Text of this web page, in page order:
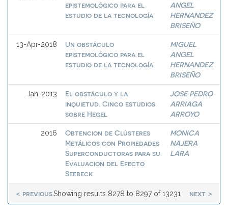
epistemológico para el
estudio de la tecnología
ANGEL
HERNANDEZ
BRISEÑO
13-Apr-2018
Un obstáculo
epistemológico para el
estudio de la tecnología
MIGUEL
ANGEL
HERNANDEZ
BRISEÑO
Jan-2013
El obstáculo y la
inquietud. Cinco estudios
sobre Hegel
JOSE PEDRO
ARRIAGA
ARROYO
2016
Obtencion de Clústeres
Metálicos con Propiedades
Superconductoras para su
Evaluacion del Efecto
Seebeck
MONICA
NAJERA
LARA
Showing results 8278 to 8297 of 13231
< previous next >